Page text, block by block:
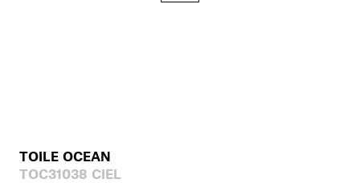
TOILE OCEAN
TOC31038 CIEL